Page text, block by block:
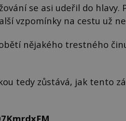
se asi udeřil do hlavy.
vzpomínky na cestu už
nějakého trestného
tedy zůstává, jak tento